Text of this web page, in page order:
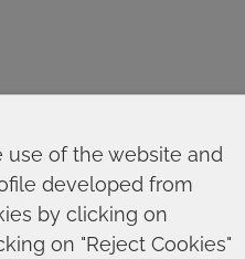
of the website and
developed from
by clicking on
on "Reject Cookies"